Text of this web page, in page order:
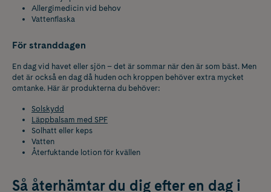
Allergimedicin vid behov
Vattenflaska
För stranddagen
En dag vid havet eller sjön – det är sommar när den är som bäst. Men
det är också en dag då huden och kroppen behöver extra mycket
omtanke. Här är produkterna du behöver:
Solskydd
Läppbalsam med SPF
Solhatt eller keps
Vatten
Återfuktande lotion för kvällen
Så återhämtar du dig efter en dag i